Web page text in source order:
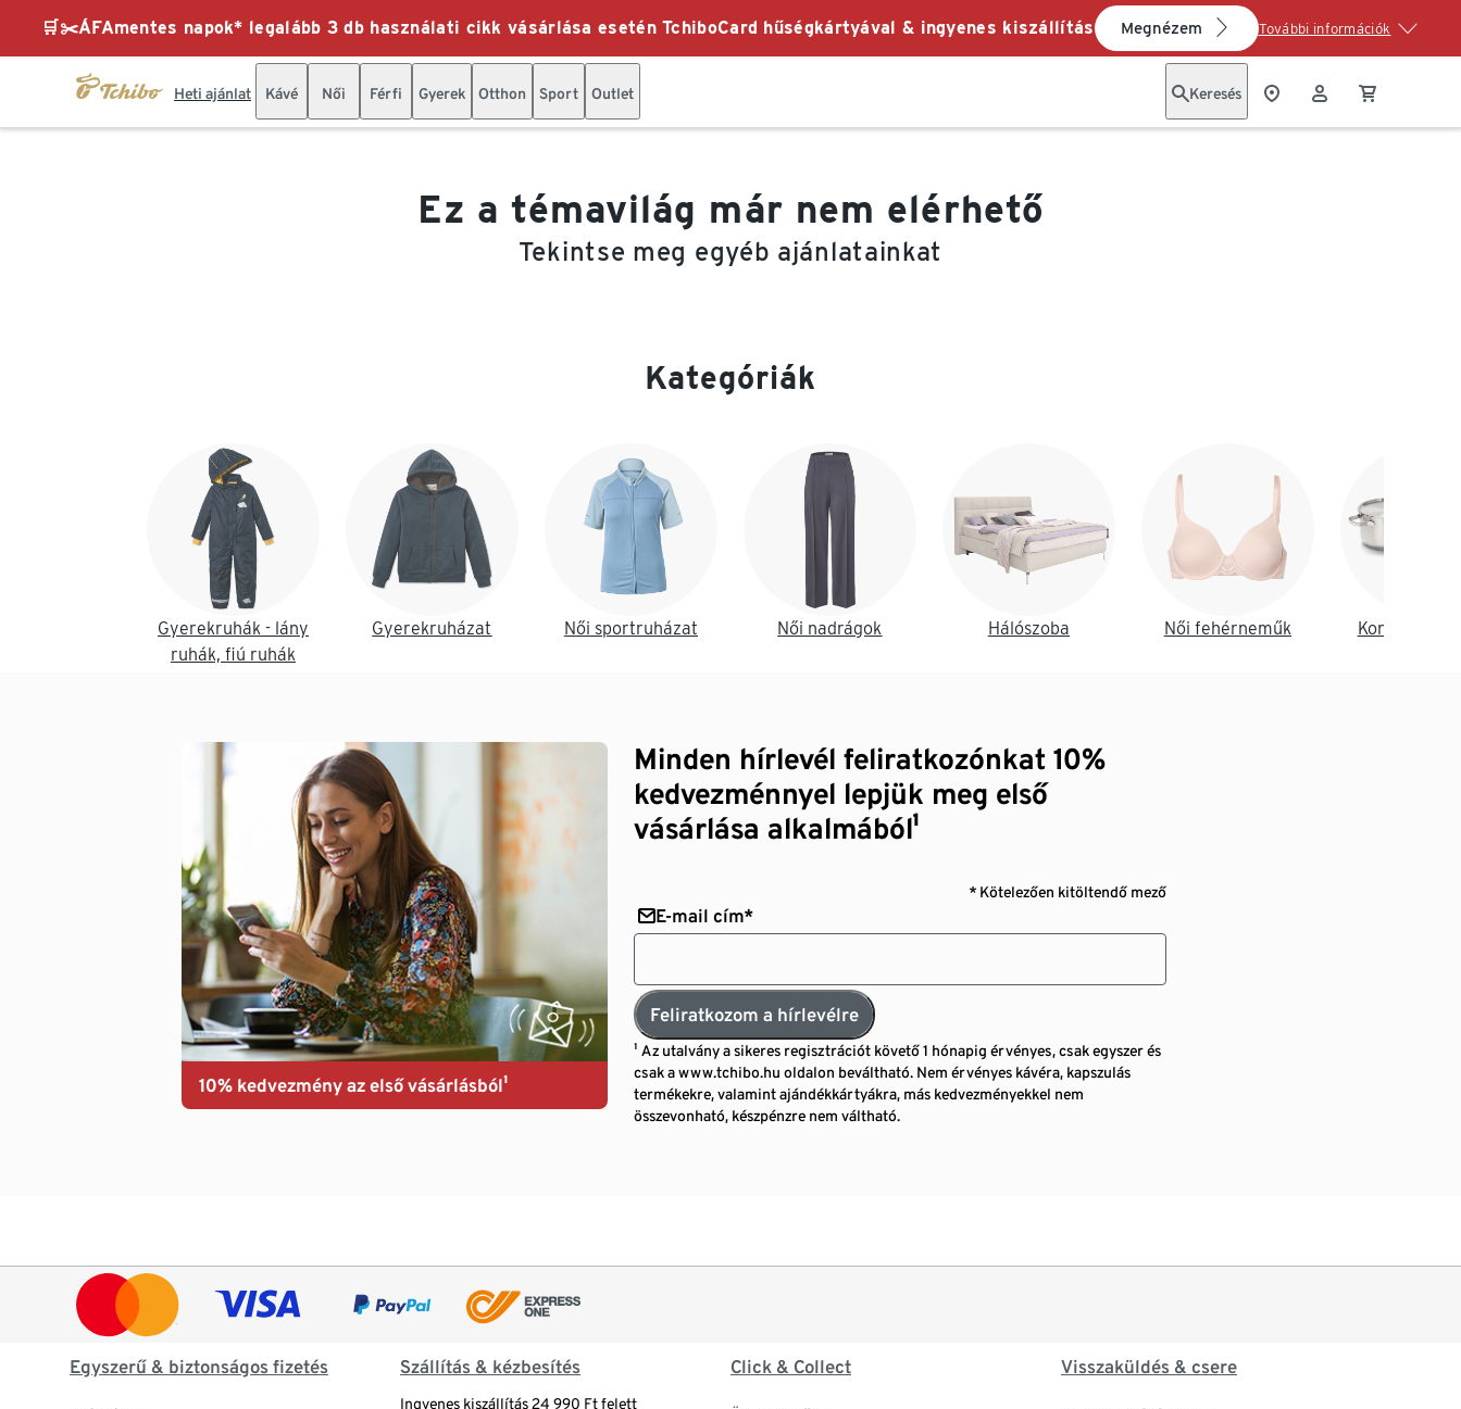
🛒✂️ÁFAmentes napok* legalább 3 db használati cikk vásárlása esetén TchiboCard hűségkártyával & ingyenes kiszállítás Megnézem További információk
Heti ajánlat Kávé Női Férfi Gyerek Otthon Sport Outlet Keresés
Ez a témavilág már nem elérhető
Tekintse meg egyéb ajánlatainkat
Kategóriák
Gyerekruhák - lány
ruhák, fiú ruhák
Gyerekruházat Női sportruházat Női nadrágok Hálószoba Női fehérneműk Konyha és
10% kedvezmény az első vásárlásból¹
Minden hírlevél feliratkozónkat 10%
kedvezménnyel lepjük meg első
vásárlása alkalmából¹
* Kötelezően kitöltendő mező
E-mail cím*
Feliratkozom a hírlevélre
¹ Az utalvány a sikeres regisztrációt követő 1 hónapig érvényes, csak egyszer és
csak a www.tchibo.hu oldalon beváltható. Nem érvényes kávéra, kapszulás
termékekre, valamint ajándékkártyákra, más kedvezményekkel nem
összevonható, készpénzre nem váltható.
Egyszerű & biztonságos fizetés Szállítás & kézbesítés
Ingyenes kiszállítás 24 990 Ft felett
Click & Collect Visszaküldés & csere